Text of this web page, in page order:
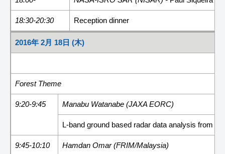
18:30-20:30 Reception dinner
2016年 2月 18日 (木)
Forest Theme
9:20-9:45 Manabu Watanabe (JAXA EORC)
L-band ground based radar data analysis from
9:45-10:10 Hamdan Omar (FRIM/Malaysia)